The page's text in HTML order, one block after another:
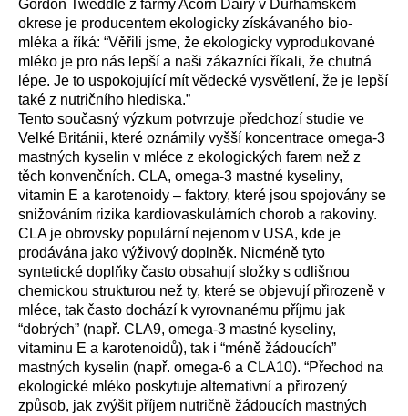
Gordon Tweddle z farmy Acorn Dairy v Durhamském
okrese je producentem ekologicky získávaného bio-
mléka a říká: “Věřili jsme, že ekologicky vyprodukované
mléko je pro nás lepší a naši zákazníci říkali, že chutná
lépe. Je to uspokojující mít vědecké vysvětlení, že je lepší
také z nutričního hlediska.”
Tento současný výzkum potvrzuje předchozí studie ve
Velké Británii, které oznámily vyšší koncentrace omega-3
mastných kyselin v mléce z ekologických farem než z
těch konvenčních. CLA, omega-3 mastné kyseliny,
vitamin E a karotenoidy – faktory, které jsou spojovány se
snižováním rizika kardiovaskulárních chorob a rakoviny.
CLA je obrovsky populární nejenom v USA, kde je
prodávána jako výživový doplněk. Nicméně tyto
syntetické doplňky často obsahují složky s odlišnou
chemickou strukturou než ty, které se objevují přirozeně v
mléce, tak často dochází k vyrovnanému příjmu jak
“dobrých” (např. CLA9, omega-3 mastné kyseliny,
vitaminu E a karotenoidů), tak i “méně žádoucích”
mastných kyselin (např. omega-6 a CLA10). “Přechod na
ekologické mléko poskytuje alternativní a přirozený
způsob, jak zvýšit příjem nutričně žádoucích mastných